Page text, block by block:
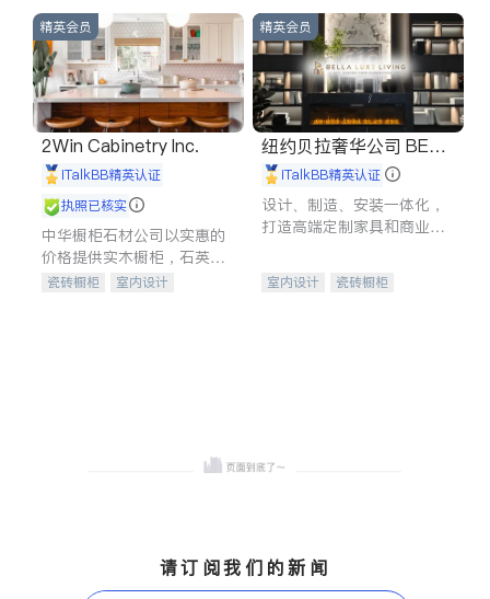
建筑合同、刑事案件全包办
信托/遗嘱
商业
商标注册
索赔
律师-其它 保释
精英会员
2Win Cabinetry Inc.
iTalkBB精英认证
执照已核实
中华橱柜石材公司以实惠的
价格提供实木橱柜，石英石
台面，多种优质不锈钢水
瓷砖橱柜
室内设计
精英会员
纽约贝拉奢华公司 BELL
A LUXE
iTalkBB精英认证
设计、制造、安装一体化，
打造高端定制家具和商业空
室内设计
瓷砖橱柜
请订阅我们的新闻